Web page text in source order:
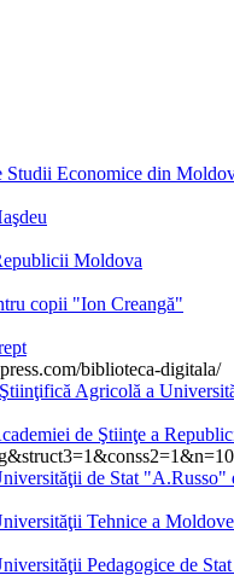
Studii Economice din
Moldova
copii "Ion Creangă"
biblioteca-digitala/
Agricolă a
de Ştiinţe a
de Stat "A.Russo"
Tehnice a
Pedagogice de